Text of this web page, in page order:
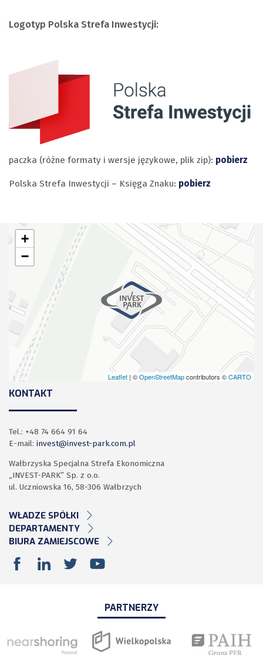
Logotyp Polska Strefa Inwestycji:
paczka (różne formaty i wersje językowe, plik zip): pobierz
Polska Strefa Inwestycji – Księga Znaku: pobierz
+
−
Leaflet | ©OpenStreetMapcontributors ©CARTO
KONTAKT
Tel.: +48 74 664 91 64
E-mail: invest@invest-park.com.pl
Wałbrzyska Specjalna Strefa Ekonomiczna
„INVEST-PARK” Sp. z o.o.
ul. Uczniowska 16, 58-306 Wałbrzych
WŁADZE SPÓŁKI
DEPARTAMENTY
BIURA ZAMIEJSCOWE
PARTNERZY